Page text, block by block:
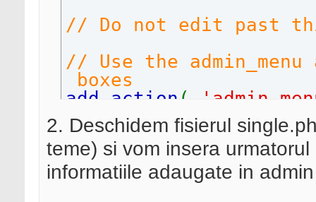
// Do not edit past
// Use the
boxes
add_action (
// Use the save_post
the data entered
// Save the custom
(
2. Deschidem fisierul
teme) si vom insera
informatiile adaugate in